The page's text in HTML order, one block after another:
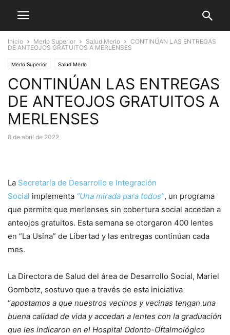
Inicio Merlo Superior Salud Merlo
CONTINÚAN LAS ENTREGAS
DE ANTEOJOS GRATUITOS A MERLENSES
Merlo Superior Salud Merlo
CONTINÚAN LAS ENTREGAS
DE ANTEOJOS GRATUITOS A
MERLENSES
8 de abril de 2022
La Secretaría de Desarrollo e Integración
Social implementa “Una mirada para todos”, un programa
que permite que merlenses sin cobertura social accedan a
anteojos gratuitos. Esta semana se otorgaron 400 lentes
en “La Usina” de Libertad y las entregas continúan cada
mes.
La Directora de Salud del área de Desarrollo Social, Mariel
Gombotz, sostuvo que a través de esta iniciativa
“apostamos a que nuestros vecinos y vecinas tengan una
buena calidad de vida y accedan a lentes con la graduación
que les indicaron en el Hospital Odonto-Oftalmológico